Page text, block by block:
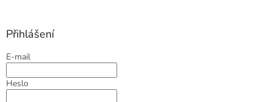
Přihlášení
E-mail
Heslo